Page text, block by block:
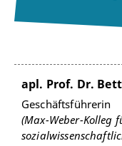
apl. Prof. Dr.
Geschäftsführerin
(Max-Weber-Kolleg